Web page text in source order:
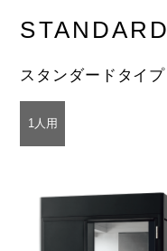
STANDARD
スタンダードタイプ
1人用